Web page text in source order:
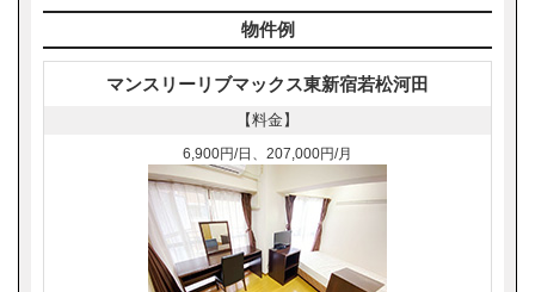
物件例
マンスリーリブマックス東新宿若松河田
【料金】
6,900円/日、207,000円/月